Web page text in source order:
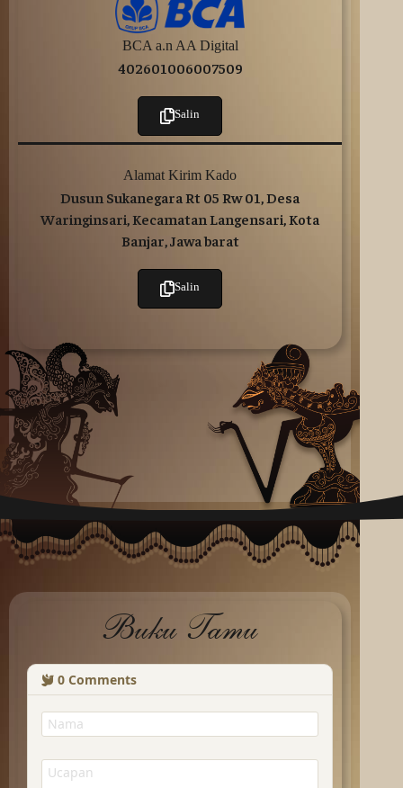
BCA a.n AA Digital
40260100‍6007509
Salin
Alamat Kirim Kado
Dusun Sukanegara Rt 05 Rw 01, Desa
Waringinsari, Kecamatan Langensari, Kota
Banjar, Jawa barat
Salin
Buku Tamu
0 Comments